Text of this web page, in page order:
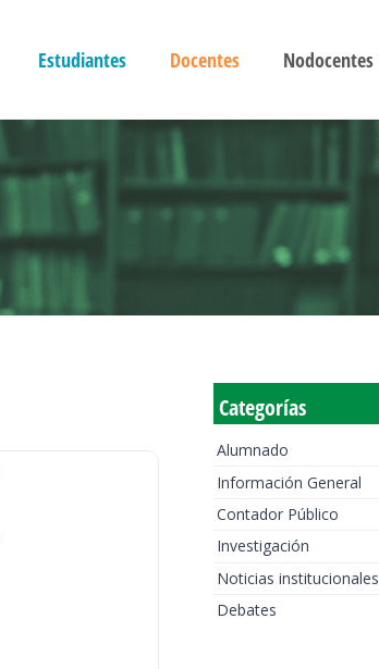
Estudiantes Docentes Nodocentes
Categorías
Alumnado
Información General
Contador Público
Investigación
Noticias institucionales
Debates